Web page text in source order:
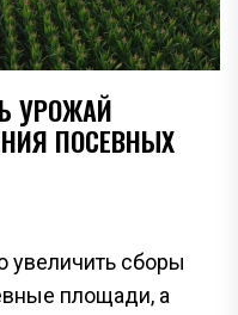
УРОЖАЙ
ПОСЕВНЫХ
увеличить сборы
площади, а